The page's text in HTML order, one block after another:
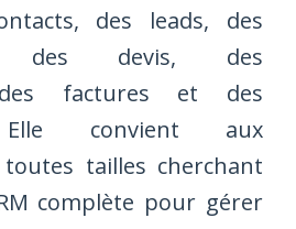
des leads, des
des devis, des
des factures et des
Elle convient aux
tailles cherchant
complète pour gérer